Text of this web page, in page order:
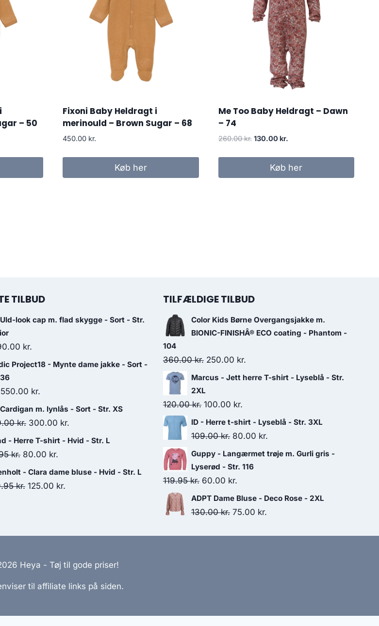
– 50
Fixoni Baby Heldragt i
merinould – Brown Sugar – 68
450.00 kr.
Køb her
Me Too Baby Heldragt – Dawn
– 74
260.00kr. Original
260.00 kr..
130.00 kr.Current
130.00 kr..
Køb her
TILBUD
look cap m. flad skygge - Sort - Str.
was:
kr..
kr.
price
90.00 kr..
Project18 - Mynte dame jakke - Sort -
Original
price
was:
550.00 kr.
price
is:
m. lynlås - Sort - Str. XS
kr. Original
price
was:
300.00 kr.
price
- Herre T-shirt - Hvid - Str. L
kr. Original
price
was:
80.00 kr.
price
is:
- Clara dame bluse - Hvid - Str. L
kr. Original
125.00 kr.
TILFÆLDIGE TILBUD
Color Kids Børne Overgangsjakke m.
BIONIC-FINISHÂ® ECO coating - Phantom -
104
360.00kr. Original
price
360.00 kr..
250.00 kr.
price
Marcus - Jett herre T-shirt - Lyseblå - Str.
2XL
120.00kr. Original
price
was:
100.00 kr.
price
is:
ID - Herre t-shirt - Lyseblå - Str. 3XL
109.00kr. Original
price
was:
109.00 kr..
80.00 kr.
price
Guppy - Langærmet trøje m. Gurli gris -
Lyserød - Str. 116
119.95kr. Original
price
was:
60.00 kr.
price
is:
ADPT Dame Bluse - Deco Rose - 2XL
130.00kr. Original
75.00 kr.
Heya - Tøj til gode priser!
til affiliate links på siden.